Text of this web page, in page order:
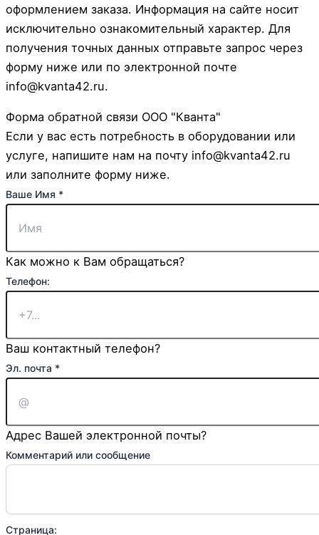
оформлением заказа. Информация на сайте носит
исключительно ознакомительный характер. Для
получения точных данных отправьте запрос через
форму ниже или по электронной почте
info@kvanta42.ru.
Форма обратной связи ООО "Кванта"
Если у вас есть потребность в оборудовании или
услуге, напишите нам на почту info@kvanta42.ru
или заполните форму ниже.
почта
Телефон:
Ваше Имя *
Как можно к Вам обращаться?
Телефон:
Ваш контактный телефон?
Эл. почта *
Адрес Вашей электронной почты?
Комментарий или сообщение
Страница: